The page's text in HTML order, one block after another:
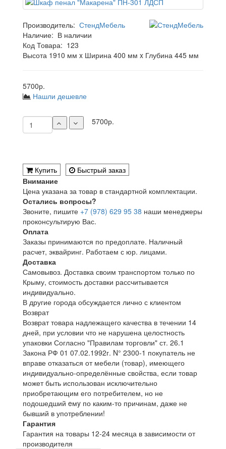
Производитель: СтендМебель
Наличие: В наличии
Код Товара: 123
Высота 1910 мм x Ширина 400 мм x Глубина 445 мм
5700р.
Нашли дешевле
5700р.
Купить
Быстрый заказ
Внимание
Цена указана за товар в стандартной комплектации.
Остались вопросы?
Звоните, пишите +7 (978) 629 95 38 наши менеджеры
проконсультирую Вас.
Оплата
Заказы принимаются по предоплате. Наличный
расчет, эквайринг. Работаем с юр. лицами.
Доставка
Самовывоз. Доставка своим транспортом только по
Крыму, стоимость доставки рассчитывается
индивидуально.
В другие города обсуждается лично с клиентом
Возврат
Возврат товара надлежащего качества в течении 14
дней, при условии что не нарушена целостность
упаковки Согласно "Правилам торговли" ст. 26.1
Закона РФ 01 07.02.1992г. N° 2300-1 покупатель не
вправе отказаться от мебели (товар), имеющего
индивидуально-определённые свойства, если товар
может быть использован исключительно
приобретающим его потребителем, но не
подошедший eмy по каким-то причинам, даже не
бывший в употреблении!
Гарантия
Гарантия на товары 12-24 месяца в зависимости от
производителя